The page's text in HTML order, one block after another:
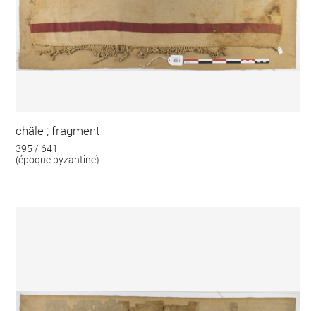
châle ; fragment
395 / 641
(époque byzantine)